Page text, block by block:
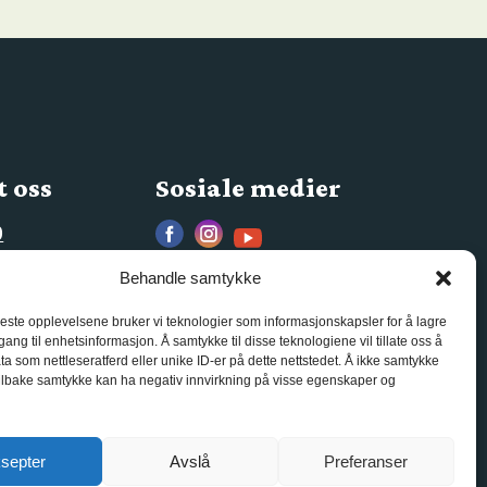
Behandle samtykke
opplevelsene bruker vi teknologier som informasjonskapsler for å lagre
til enhetsinformasjon. Å samtykke til disse teknologiene vil tillate oss å
som nettleseratferd eller unike ID-er på dette nettstedet. Å ikke samtykke
samtykke kan ha negativ innvirkning på visse egenskaper og
Avslå Preferanser
oss Sosiale medier